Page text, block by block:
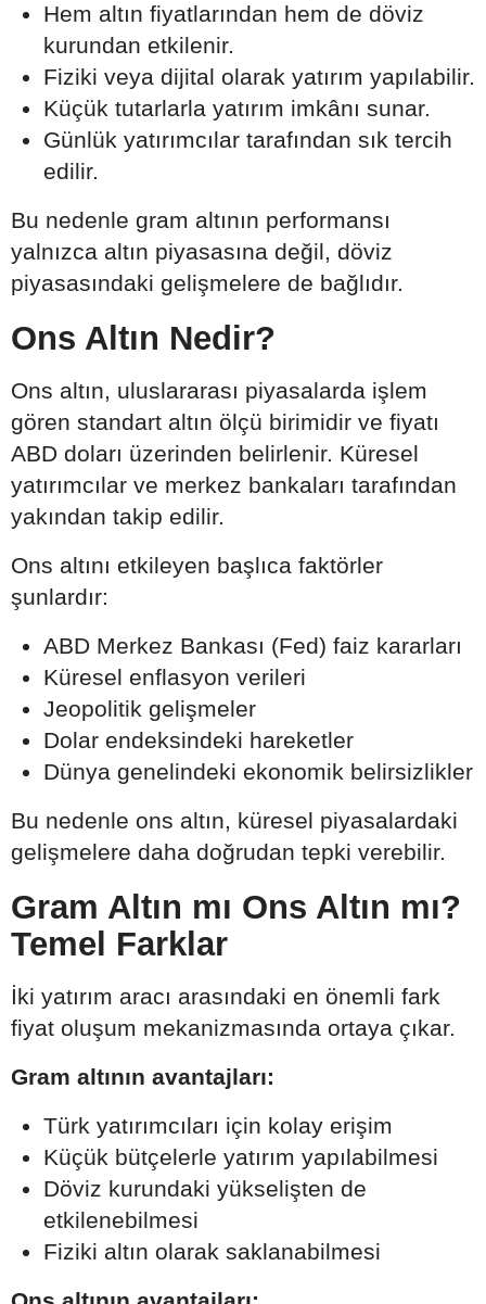
Hem altın fiyatlarından hem de döviz
kurundan etkilenir.
Fiziki veya dijital olarak yatırım yapılabilir.
Küçük tutarlarla yatırım imkânı sunar.
Günlük yatırımcılar tarafından sık tercih
edilir.
Bu nedenle gram altının performansı
yalnızca altın piyasasına değil, döviz
piyasasındaki gelişmelere de bağlıdır.
Ons Altın Nedir?
Ons altın, uluslararası piyasalarda işlem
gören standart altın ölçü birimidir ve fiyatı
ABD doları üzerinden belirlenir. Küresel
yatırımcılar ve merkez bankaları tarafından
yakından takip edilir.
Ons altını etkileyen başlıca faktörler
şunlardır:
ABD Merkez Bankası (Fed) faiz kararları
Küresel enflasyon verileri
Jeopolitik gelişmeler
Dolar endeksindeki hareketler
Dünya genelindeki ekonomik belirsizlikler
Bu nedenle ons altın, küresel piyasalardaki
gelişmelere daha doğrudan tepki verebilir.
Gram Altın mı Ons Altın mı?
Temel Farklar
İki yatırım aracı arasındaki en önemli fark
fiyat oluşum mekanizmasında ortaya çıkar.
Gram altının avantajları:
Türk yatırımcıları için kolay erişim
Küçük bütçelerle yatırım yapılabilmesi
Döviz kurundaki yükselişten de
etkilenebilmesi
Fiziki altın olarak saklanabilmesi